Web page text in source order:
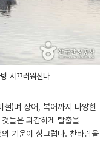
시끄러워진다
철)며 장어, 복어까지 다양한
들은 과감하게 탈출을
기운이 싱그럽다. 찬바람을